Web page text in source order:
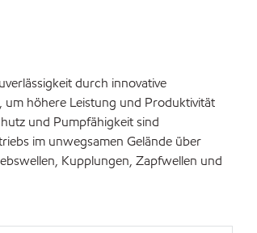
durch innovative
höhere Leistung und Produktivität
und Pumpfähigkeit sind
im unwegsamen Gelände über
Kupplungen, Zapfwellen und